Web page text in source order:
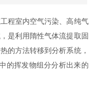
程室内空气污染、高纯气
是利用隋性气体流提取固
的方法转移到分析系统，
的挥发物组分分析出来的